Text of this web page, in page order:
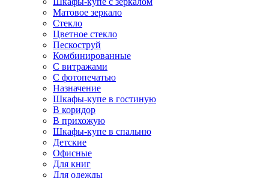
Матовое зеркало
Стекло
Цветное стекло
Пескоструй
Комбинированные
С витражами
С фотопечатью
Назначение
Шкафы-купе в гостиную
В коридор
В прихожую
Шкафы-купе в спальню
Детские
Офисные
Для книг
Для одежды